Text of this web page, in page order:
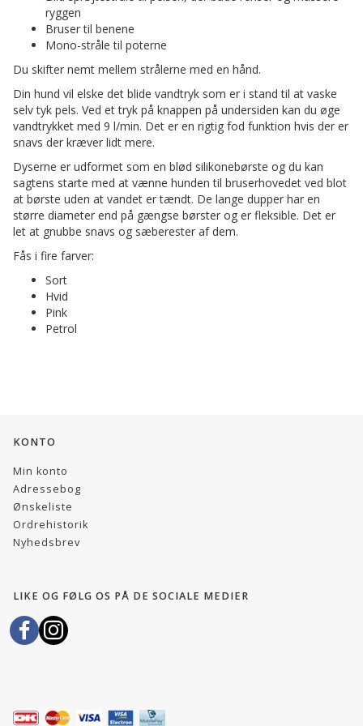
ryggen
Bruser til benene
Mono-stråle til poterne
Du skifter nemt mellem strålerne med en hånd.
Din hund vil elske det blide vandtryk som er i stand til at vaske
selv tyk pels. Ved et tryk på knappen på undersiden kan du øge
vandtrykket med 9 l/min. Det er en rigtig fod funktion hvis der er
snavs der kræver lidt mere.
Dyserne er udformet som en blød silikonebørste og du kan
sagtens starte med at vænne hunden til bruserhovedet ved blot
at børste uden at vandet er tændt. De lange dupper har en
større diameter end på gængse børster og er fleksible. Det er
let at gnubbe snavs og sæberester af dem.
Fås i fire farver:
Sort
Hvid
Pink
Petrol
KONTO
Min konto
Adressebog
Ønskeliste
Ordrehistorik
Nyhedsbrev
LIKE OG FØLG OS PÅ DE SOCIALE MEDIER